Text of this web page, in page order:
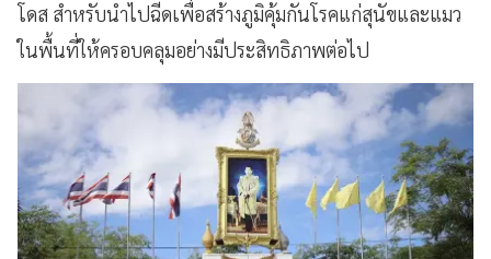
โดส สำหรับนำไปฉีดเพื่อสร้างภูมิคุ้มกันโรคแก่สุนัขและแมว
ในพื้นที่ให้ครอบคลุมอย่างมีประสิทธิภาพต่อไป